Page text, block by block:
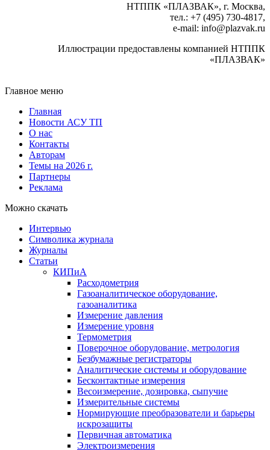
НТППК «ПЛАЗВАК», г. Москва,
тел.: +7 (495) 730-4817,
e-mail: info@plazvak.ru
Иллюстрации предоставлены компанией НТППК
«ПЛАЗВАК»
Главное меню
Главная
Новости АСУ ТП
О нас
Контакты
Авторам
Темы на 2026 г.
Партнеры
Реклама
Можно скачать
Интервью
Символика журнала
Журналы
Статьи
КИПиА
Расходометрия
Газоаналитическое оборудование,
газоаналитика
Измерение давления
Измерение уровня
Термометрия
Поверочное оборудование, метрология
Безбумажные регистраторы
Аналитические системы и оборудование
Бесконтактные измерения
Весоизмерение, дозировка, сыпучие
Измерительные системы
Нормирующие преобразователи и барьеры
искрозащиты
Первичная автоматика
Электроизмерения